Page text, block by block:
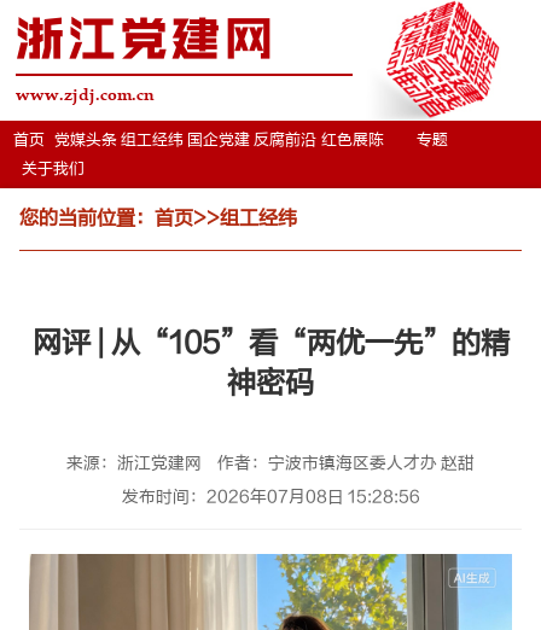
浙江党建网
www.zjdj.com.cn
首页 党媒头条 组工经纬 国企党建 反腐前沿 红色展陈
专题
关于我们
您的当前位置： 首页>>组工经纬
网评 | 从“105”看“两优一先”的精
神密码
来源：浙江党建网
作者：宁波市镇海区委人才办 赵甜
发布时间：2026年07月08日 15:28:56